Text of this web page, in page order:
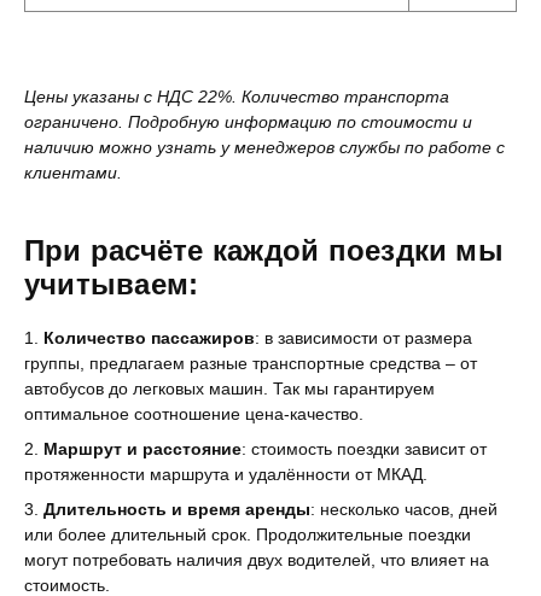
Цены указаны с НДС 22%. Количество транспорта
ограничено. Подробную информацию по стоимости и
наличию можно узнать у менеджеров службы по работе с
клиентами.
При расчёте каждой поездки мы
учитываем:
Количество пассажиров: в зависимости от размера
группы, предлагаем разные транспортные средства – от
автобусов до легковых машин. Так мы гарантируем
оптимальное соотношение цена-качество.
Маршрут и расстояние: стоимость поездки зависит от
протяженности маршрута и удалённости от МКАД.
Длительность и время аренды: несколько часов, дней
или более длительный срок. Продолжительные поездки
могут потребовать наличия двух водителей, что влияет на
стоимость.